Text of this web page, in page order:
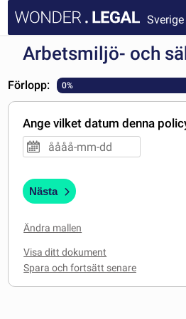
Sverige
STARTSIDA
DOKUMENT
FAQ
Arbetsmiljö- och
Förlopp: 0%
Ange vilket datum denna
Nästa
Ändra mallen
Visa ditt dokument